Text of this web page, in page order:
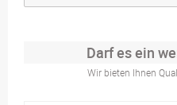
Darf es ein
Wir bieten Ihnen